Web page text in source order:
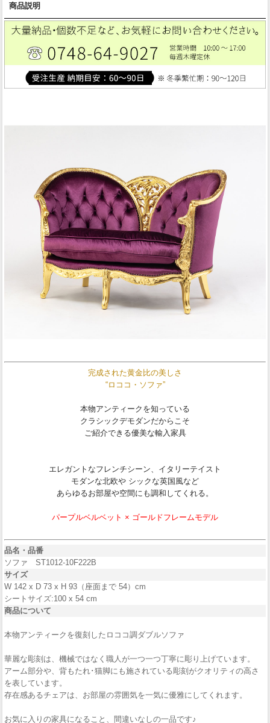
商品説明
完成された黄金比の美しさ
“ロココ・ソファ”
本物アンティークを知っている
クラシックデモダンだからこそ
ご紹介できる優美な輸入家具
エレガントなフレンチシーン、イタリーテイスト
モダンな北欧や シックな英国風など
あらゆるお部屋や空間にも調和してくれる。
パープルベルベット × ゴールドフレームモデル
品名・品番
ソファ ST1012-10F222B
サイズ
W 142 x D 73 x H 93（座面まで 54）cm
シートサイズ:100 x 54 cm
商品について
本物アンティークを復刻したロココ調ダブルソファ
華麗な彫刻は、機械ではなく職人が一つ一つ丁寧に彫り上げています。
アーム部分や、背もたれ･猫脚にも施されている彫刻がクオリティの高さ
を表しています。
存在感あるチェアは、お部屋の雰囲気を一気に優雅にしてくれます。
お気に入りの家具になること、間違いなしの一品です♪